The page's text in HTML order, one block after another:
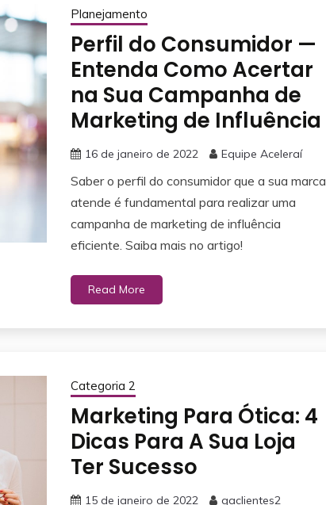
Planejamento
Perfil do Consumidor —
Entenda Como Acertar
na Sua Campanha de
Marketing de Influência
16 de janeiro de 2022 Equipe Aceleraí
Saber o perfil do consumidor que a sua marca
atende é fundamental para realizar uma
campanha de marketing de influência
eficiente. Saiba mais no artigo!
Read More
Categoria 2
Marketing Para Ótica: 4
Dicas Para A Sua Loja
Ter Sucesso
15 de janeiro de 2022 gaclientes2